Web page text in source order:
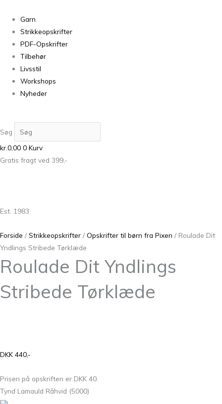
Garn
Strikkeopskrifter
PDF-Opskrifter
Tilbehør
Livsstil
Workshops
Nyheder
Søg
kr.0,00 0 Kurv
Gratis fragt ved 399,-
Est. 1983
Forside / Strikkeopskrifter / Opskrifter til børn fra Pixen / Roulade Dit
Yndlings Stribede Tørklæde
Roulade Dit Yndlings
Stribede Tørklæde
DKK 440,-
Prisen på opskriften er DKK 40.
Tynd Lamauld Råhvid (5000)